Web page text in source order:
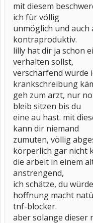
mit diesem
ich für völlig
unmöglich und auch
kontraproduktiv.
lilly hat dir ja schon
verhalten sollst,
verschärfend würde
krankschreibung
geh zum arzt, nur
bleib sitzen bis du
eine au hast. mit
kann dir niemand
zumuten, völlig
körperlich gar nicht
die arbeit in einem
anstrengend,
ich schätze, du
hoffnung macht
tnf-blocker.
aber solange dieser